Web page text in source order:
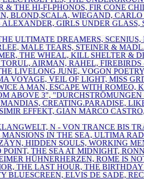
& THE HI-FI-PHONOS, FIR CONE
BLOND,SCALA, WIEGAND,
ALEXANDER, GIRLS UNDER
ULTIMATE DREAMERS,
MALE TEARS, STEINER &
THE WHEAL, KILL SHELTER &
TORUL, AIRMAN, RAHEL,
LIVELONG JUNE, VOGON
VOYAGE, VEIL OF LIGHT, MISS
A MAN, ESCAPE WITH ROMEO,
ABOVE 3",
CREATING.PARADISE,
EFFEKT, GIAN MARCO
N - VON TRANCE BIS
MANSIONS IN THE SEA, ULTIMA
HIDDEN SOULS, WORKING
POINT, THE SEA AT MIDNIGHT,
HÜHNERHERZEN, ROME IS
THE LAST HOUR, THE
BLUESCREEN, ELVIS DE SADE,